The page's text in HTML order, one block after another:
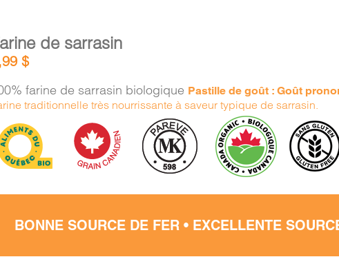
de sarrasin
$
farine de sarrasin biologique Pastille de goût : Goût
traditionnelle très nourrissante à saveur typique de sarrasin.
BONNE SOURCE DE FER • EXCELLENTE